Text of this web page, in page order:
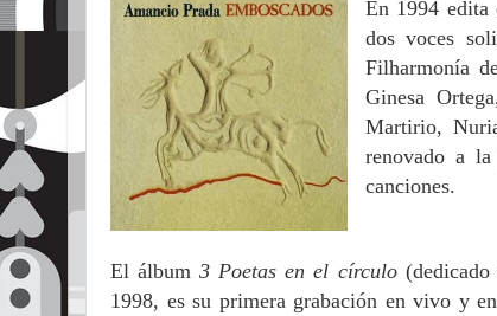
En 1994 edita
dos voces
Filharmonía
Ginesa
Martirio,
renovado a
canciones.
El álbum3 Poetas en el círculo(dedicado
1998, es su primera grabación en vivo y